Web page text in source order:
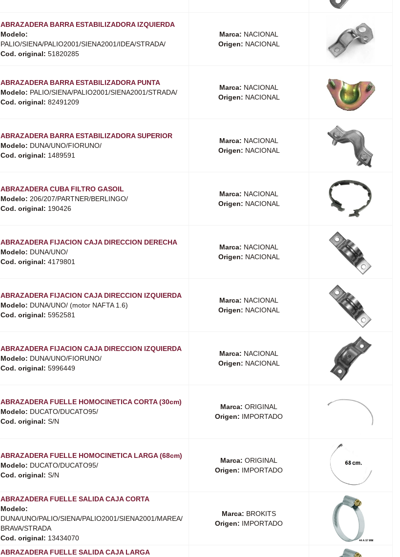
ABRAZADERA BARRA ESTABILIZADORA IZQUIERDA
Modelo:
PALIO/SIENA/PALIO2001/SIENA2001/IDEA/STRADA/
Cod. original: 51820285
Marca: NACIONAL
Origen: NACIONAL
ABRAZADERA BARRA ESTABILIZADORA PUNTA
Modelo: PALIO/SIENA/PALIO2001/SIENA2001/STRADA/
Cod. original: 82491209
Marca: NACIONAL
Origen: NACIONAL
ABRAZADERA BARRA ESTABILIZADORA SUPERIOR
Modelo: DUNA/UNO/FIORUNO/
Cod. original: 1489591
Marca: NACIONAL
Origen: NACIONAL
ABRAZADERA CUBA FILTRO GASOIL
Modelo: 206/207/PARTNER/BERLINGO/
Cod. original: 190426
Marca: NACIONAL
Origen: NACIONAL
ABRAZADERA FIJACION CAJA DIRECCION DERECHA
Modelo: DUNA/UNO/
Cod. original: 4179801
Marca: NACIONAL
Origen: NACIONAL
ABRAZADERA FIJACION CAJA DIRECCION IZQUIERDA
Modelo: DUNA/UNO/ (motor NAFTA 1.6)
Cod. original: 5952581
Marca: NACIONAL
Origen: NACIONAL
ABRAZADERA FIJACION CAJA DIRECCION IZQUIERDA
Modelo: DUNA/UNO/FIORUNO/
Cod. original: 5996449
Marca: NACIONAL
Origen: NACIONAL
ABRAZADERA FUELLE HOMOCINETICA CORTA (30cm)
Modelo: DUCATO/DUCATO95/
Cod. original: S/N
Marca: ORIGINAL
Origen: IMPORTADO
ABRAZADERA FUELLE HOMOCINETICA LARGA (68cm)
Modelo: DUCATO/DUCATO95/
Cod. original: S/N
Marca: ORIGINAL
Origen: IMPORTADO
ABRAZADERA FUELLE SALIDA CAJA CORTA
Modelo:
DUNA/UNO/PALIO/SIENA/PALIO2001/SIENA2001/MAREA/
BRAVA/STRADA
Cod. original: 13434070
Marca: BROKITS
Origen: IMPORTADO
ABRAZADERA FUELLE SALIDA CAJA LARGA